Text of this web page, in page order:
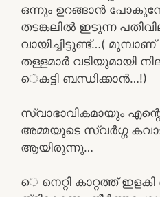
ഒന്നും ഉറങ്ങാൻ
തടങ്കലിൽ ഇടുന്ന
വായിച്ചിട്ടുണ്ട്…(
തള്ളമാർ വടിയുമായി
െകട്ടി ബന്ധിക്കാൻ…!)
സ്വാഭാവികമായും
അമ്മയുടെ സ്വർഗ്ഗ
ആയിരുന്നു…
െ നെറ്റി കാറ്റത്ത് ഇളകി